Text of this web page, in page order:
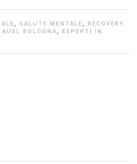
, SALUTE MENTALE,
RECOVERY
AUSL BOLOGNA,
ESPERTI IN